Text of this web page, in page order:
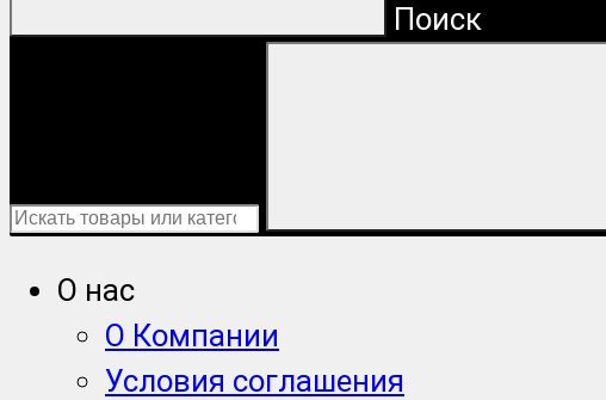
Поиск
О нас
О Компании
Условия соглашения